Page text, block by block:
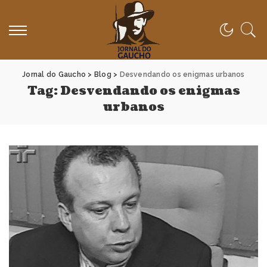
Jornal do Gaucho > Blog > Desvendando os enigmas urbanos
Tag:Desvendando os enigmas
urbanos